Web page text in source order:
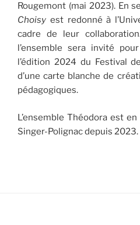
Rougemont (mai 2023). En
Choisy est redonné à
cadre de leur
l’ensemble sera invité
l’édition 2024 du Festival
d’une carte blanche de
pédagogiques.
L’ensemble Théodora est
Singer-Polignac depuis 2023.